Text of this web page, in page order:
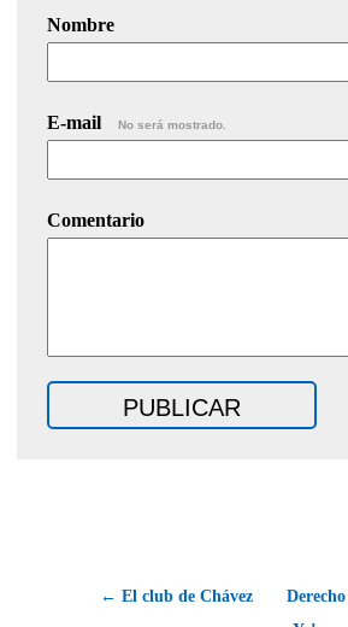
Nombre
E-mail No será mostrado.
Comentario
← El club de Chávez